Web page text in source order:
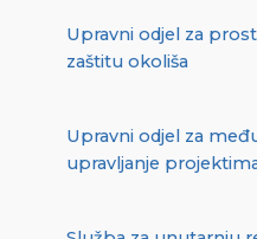
Upravni odjel za
zaštitu okoliša
Upravni odjel za
upravljanje